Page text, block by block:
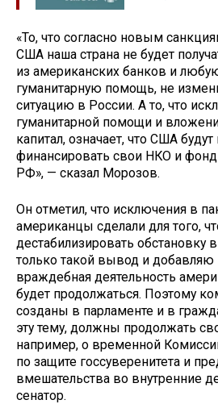
«То, что согласно новым
США наша страна не будет
из американских банков и
гуманитарную помощь, не
ситуацию в России. А то, что
гуманитарной помощи и
капитал, означает, что США
финансировать свои НКО и
РФ», — сказал Морозов.
Он отметил, что исключения в
американцы сделали для того,
дестабилизировать обстановку
только такой вывод и добавляю
враждебная деятельность
будет продолжаться. Поэтому
созданы в парламенте и в
эту тему, должны продолжать
например, о временной
по защите госсуверенитета и
вмешательства во внутренние
сенатор.